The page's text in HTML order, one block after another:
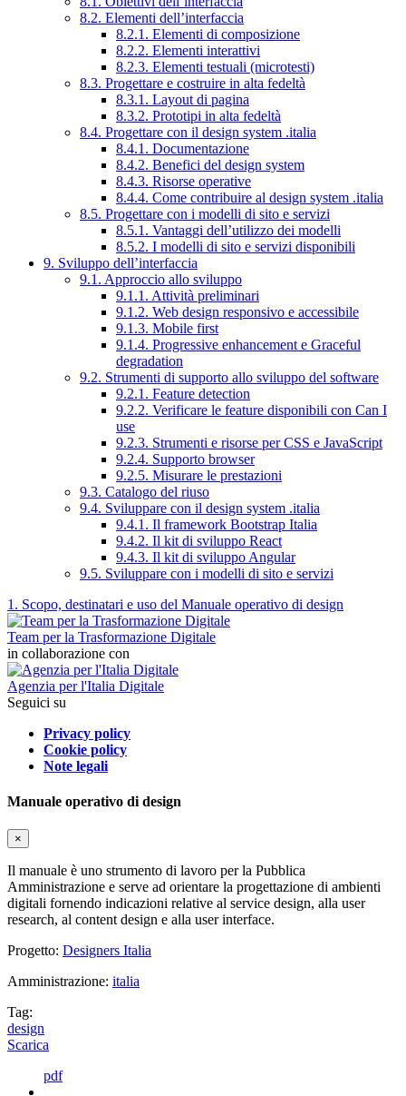
8.2. Elementi dell’interfaccia
8.2.1. Elementi di composizione
8.2.2. Elementi interattivi
8.2.3. Elementi testuali (microtesti)
8.3. Progettare e costruire in alta fedeltà
8.3.1. Layout di pagina
8.3.2. Prototipi in alta fedeltà
8.4. Progettare con il design system .italia
8.4.1. Documentazione
8.4.2. Benefici del design system
8.4.3. Risorse operative
8.4.4. Come contribuire al design system .italia
8.5. Progettare con i modelli di sito e servizi
8.5.1. Vantaggi dell’utilizzo dei modelli
8.5.2. I modelli di sito e servizi disponibili
9. Sviluppo dell’interfaccia
9.1. Approccio allo sviluppo
9.1.1. Attività preliminari
9.1.2. Web design responsivo e accessibile
9.1.3. Mobile first
9.1.4. Progressive enhancement e Graceful
degradation
9.2. Strumenti di supporto allo sviluppo del software
9.2.1. Feature detection
9.2.2. Verificare le feature disponibili con Can I
use
9.2.3. Strumenti e risorse per CSS e JavaScript
9.2.4. Supporto browser
9.2.5. Misurare le prestazioni
9.3. Catalogo del riuso
9.4. Sviluppare con il design system .italia
9.4.1. Il framework Bootstrap Italia
9.4.2. Il kit di sviluppo React
9.4.3. Il kit di sviluppo Angular
9.5. Sviluppare con i modelli di sito e servizi
1. Scopo, destinatari e uso del Manuale operativo di design
Team per la Trasformazione Digitale
in collaborazione con
Agenzia per l'Italia Digitale
Seguici su
Privacy policy
Cookie policy
Note legali
Manuale operativo di design
×
Il manuale è uno strumento di lavoro per la Pubblica
Amministrazione e serve ad orientare la progettazione di ambienti
digitali fornendo indicazioni relative al service design, alla user
research, al content design e alla user interface.
Progetto: Designers Italia
Amministrazione: italia
Tag:
design
Scarica
pdf